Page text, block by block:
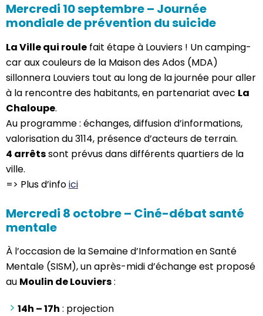
Mercredi 10 septembre – Journée
mondiale de prévention du suicide
La Ville qui roule fait étape à Louviers ! Un camping-
car aux couleurs de la Maison des Ados (MDA)
sillonnera Louviers tout au long de la journée pour aller
à la rencontre des habitants, en partenariat avec La
Chaloupe.
Au programme : échanges, diffusion d’informations,
valorisation du 3114, présence d’acteurs de terrain.
4 arrêtssont prévus dans différents quartiers de la
ville.
=> Plus d’infoici
Mercredi 8 octobre – Ciné-débat santé
mentale
À l’occasion de la Semaine d’Information en Santé
Mentale (SISM), un après-midi d’échange est proposé
au Moulin de Louviers:
14h – 17h : projection